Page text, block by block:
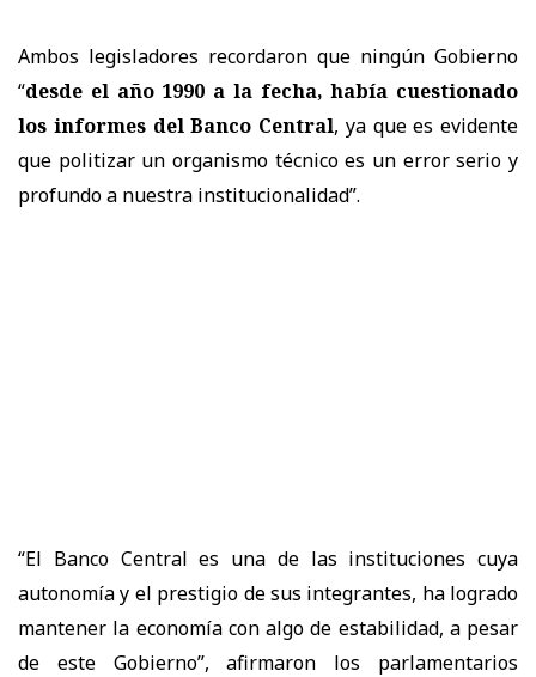
Ambos legisladores recordaron que ningún Gobierno
“desde el año 1990 a la fecha, había cuestionado
los informes del Banco Central, ya que es evidente
que politizar un organismo técnico es un error serio y
profundo a nuestra institucionalidad”.
“El Banco Central es una de las instituciones cuya
autonomía y el prestigio de sus integrantes, ha logrado
mantener la economía con algo de estabilidad, a pesar
de este Gobierno”, afirmaron los parlamentarios